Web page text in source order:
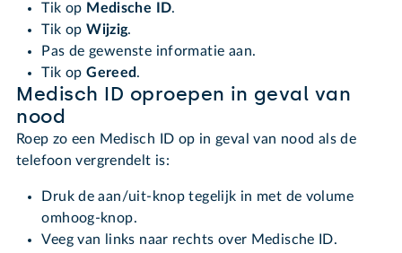
Tik op Medische ID.
Tik opWijzig.
Pas de gewenste informatie aan.
Tik opGereed.
Medisch ID oproepen in geval van
nood
Roep zo een Medisch ID op in geval van nood als de
telefoon vergrendelt is:
Druk de aan/uit-knop tegelijk in met de volume
omhoog-knop.
Veeg van links naar rechts over Medische ID.